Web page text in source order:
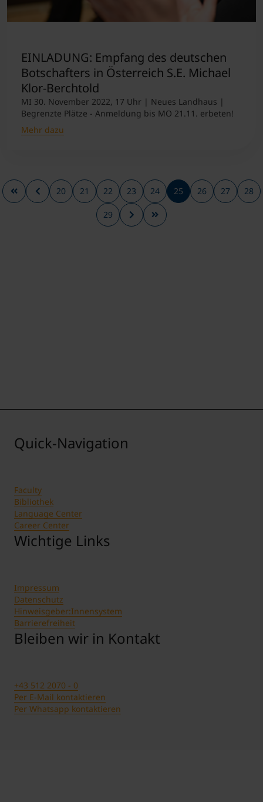
EINLADUNG: Empfang des deutschen
Botschafters in Österreich S.E. Michael
Klor-Berchtold
MI 30. November 2022, 17 Uhr | Neues Landhaus |
Begrenzte Plätze - Anmeldung bis MO 21.11. erbeten!
Mehr dazu
20 21 22 23 24 25 26 27 28
29
Quick-Navigation
Faculty
Bibliothek
Language Center
Career Center
Wichtige Links
Impressum
Datenschutz
Hinweisgeber:Innensystem
Barrierefreiheit
Bleiben wir in Kontakt
+43 512 2070 - 0
Per E-Mail kontaktieren
Per Whatsapp kontaktieren